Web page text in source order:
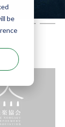
be